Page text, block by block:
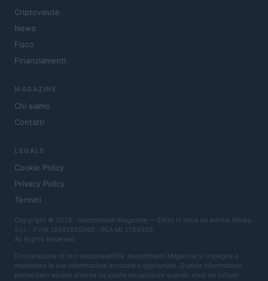
Criptovalute
News
Fisco
Finanziamenti
MAGAZINE
Chi siamo
Contatti
LEGALE
Cookie Policy
Privacy Policy
Termini
Copyright © 2026 · Investimenti Magazine — Edito in Italia da AdHub Media
S.r.l. · P.IVA 13542920965 · REA MI 2729933
All Rights Reserved
Dichiarazione di non responsabilità: Investimenti Magazine si impegna a
mantenere le sue informazioni accurate e aggiornate. Queste informazioni
potrebbero essere diverse da quelle visualizzate quando visiti un istituto